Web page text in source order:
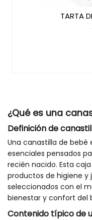
TARTA
¿Qué es una
Definición de
Una canastilla de
esenciales pensados
recién nacido. Esta
productos de higiene y
seleccionados con el
bienestar y confort del
Contenido típico de